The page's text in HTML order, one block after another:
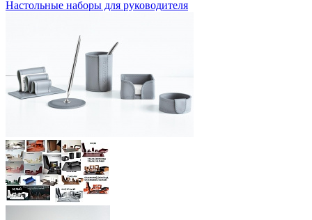
Настольные наборы для руководителя